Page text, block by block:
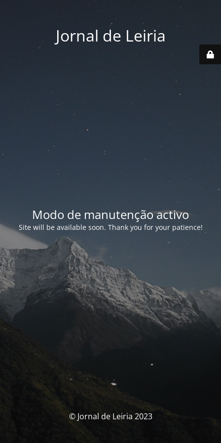
Jornal de Leiria
Modo de manutenção activo
Site will be available soon. Thank you for your patience!
© Jornal de Leiria 2023